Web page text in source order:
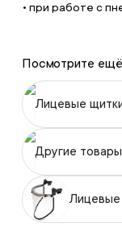
• при работе с
Посмотрите
Лицевые
Другие
Лицевые